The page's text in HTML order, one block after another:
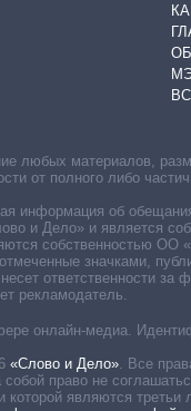
онлайн-медиа.
«Слово и Дело» Все
собой право не
которой являются третьи
любых материалов,
от полного либо
информация об
и Дело» и является
собственностью ОО
значками,
ответственности
рекламодатель.